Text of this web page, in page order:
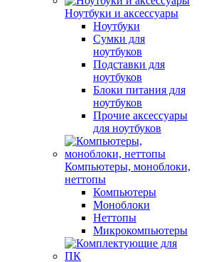
Ноутбуки и аксессуары
Ноутбуки
Сумки для
ноутбуков
Подставки для
ноутбуков
Блоки питания для
ноутбуков
Прочие аксессуары
для ноутбуков
Компьютеры, моноблоки,
неттопы
Компьютеры
Моноблоки
Неттопы
Микрокомпьютеры